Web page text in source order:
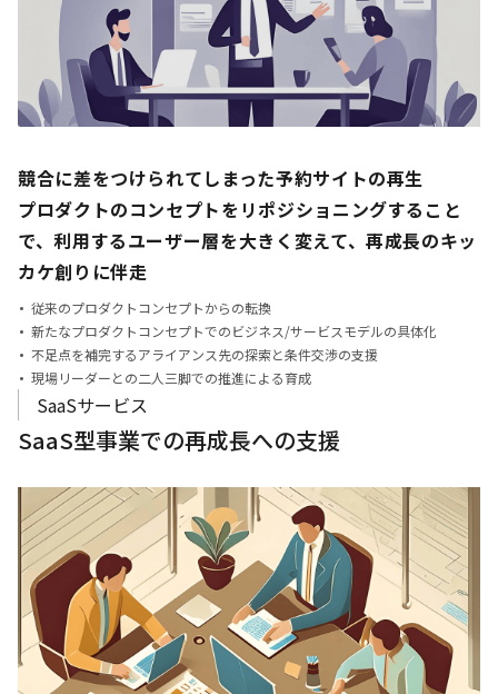
競合に差をつけられてしまった予約サイトの再生
プロダクトのコンセプトをリポジショニングすること
で、利用するユーザー層を大きく変えて、再成長のキッ
カケ創りに伴走
従来のプロダクトコンセプトからの転換
新たなプロダクトコンセプトでのビジネス/サービスモデルの具体化
不足点を補完するアライアンス先の探索と条件交渉の支援
現場リーダーとの二人三脚での推進による育成
SaaSサービス
SaaS型事業での再成長への支援